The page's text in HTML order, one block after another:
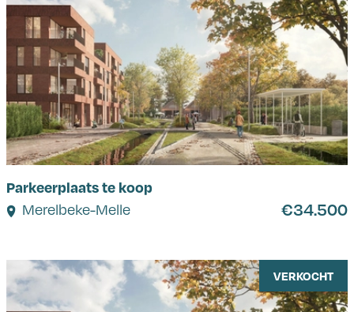
Parkeerplaats te koop
Merelbeke-Melle €34.500
VERKOCHT